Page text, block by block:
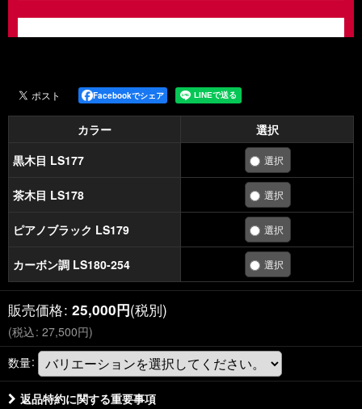
Facebookでシェア
カラー
選択
黒木目 LS177
茶木目 LS178
ピアノブラック LS179
カーボン調 LS180-254
販売価格: 25,000円(税別)
(税込: 27,500円)
数量:
返品特約に関する重要事項